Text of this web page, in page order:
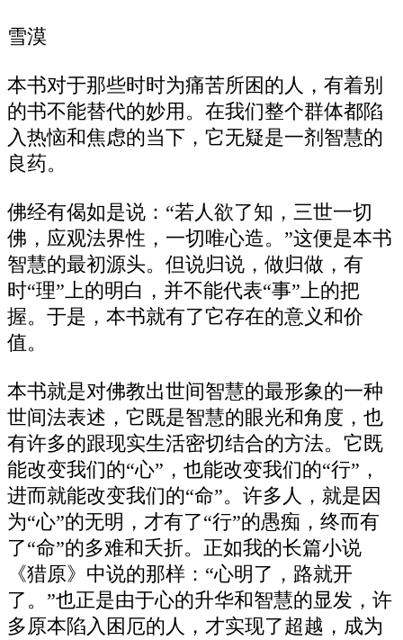
雪漠
本书对于那些时时为痛苦所困的人，有着别
的书不能替代的妙用。在我们整个群体都陷
入热恼和焦虑的当下，它无疑是一剂智慧的
良药。
佛经有偈如是说：“若人欲了知，三世一切
佛，应观法界性，一切唯心造。”这便是本书
智慧的最初源头。但说归说，做归做，有
时“理”上的明白，并不能代表“事”上的把
握。于是，本书就有了它存在的意义和价
值。
本书就是对佛教出世间智慧的最形象的一种
世间法表述，它既是智慧的眼光和角度，也
有许多的跟现实生活密切结合的方法。它既
能改变我们的“心”，也能改变我们的“行”，
进而就能改变我们的“命”。许多人，就是因
为“心”的无明，才有了“行”的愚痴，终而有
了“命”的多难和夭折。正如我的长篇小说
《猎原》中说的那样：“心明了，路就开
了。”也正是由于心的升华和智慧的显发，许
多原本陷入困厄的人，才实现了超越，成为